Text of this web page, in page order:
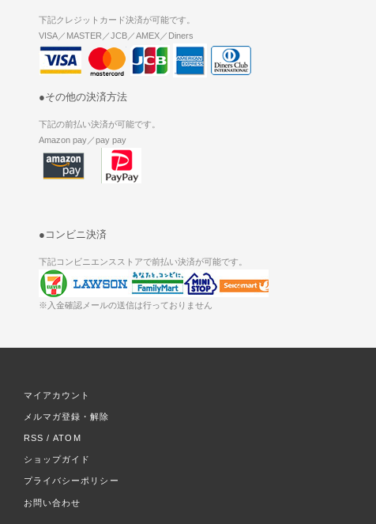
下記クレジットカード決済が可能です。
VISA／MASTER／JCB／AMEX／Diners
●その他の決済方法
下記の前払い決済が可能です。
Amazon pay／pay pay
●コンビニ決済
下記コンビニエンスストアで前払い決済が可能です。
※入金確認メールの送信は行っておりません
マイアカウント
メルマガ登録・解除
RSS /ATOM
ショップガイド
プライバシーポリシー
お問い合わせ